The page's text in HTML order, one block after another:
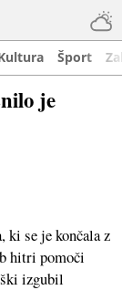
Šport
je
ki se je končala z
hitri pomoči
izgubil